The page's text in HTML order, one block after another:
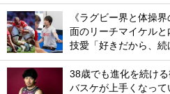
《ラグビー界と体操
面のリーチマイケル
技愛「好きだから、続
38歳でも進化を続け
バスケが上手くなっ